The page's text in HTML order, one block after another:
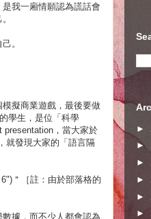
我一廂情願認為謊話會
。
擬商業遊戲，最後要做
學生，是位「科學
presentation，當大家於
就發現大家的「語言隔
＂［註：由於部落格的
據，而不少人都會認為
►
►
►
►
►
►